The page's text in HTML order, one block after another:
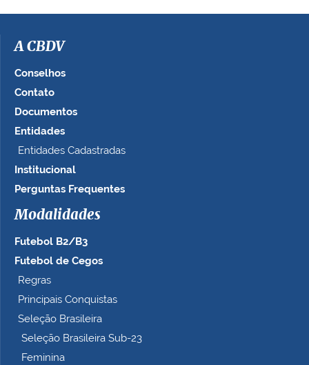
A CBDV
Conselhos
Contato
Documentos
Entidades
Entidades Cadastradas
Institucional
Perguntas Frequentes
Modalidades
Futebol B2/B3
Futebol de Cegos
Regras
Principais Conquistas
Seleção Brasileira
Seleção Brasileira Sub-23
Feminina